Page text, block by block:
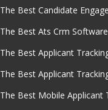
The Best Candidate
The Best Ats Crm Software
The Best Applicant
The Best Applicant
The Best Mobile Applicant